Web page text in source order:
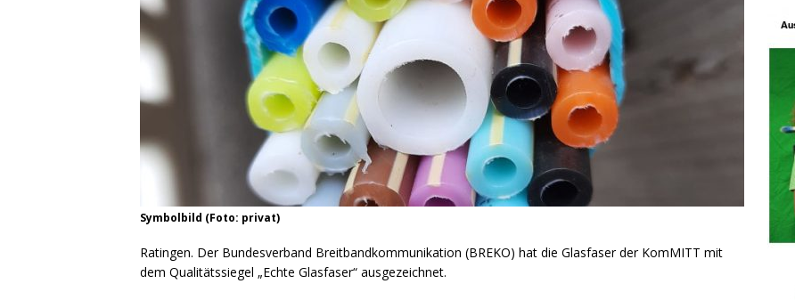
Symbolbild (Foto: privat)
Ratingen. Der Bundesverband Breitbandkommunikation (BREKO) hat die Glasfaser der KomMITT mit
dem Qualitätssiegel „Echte Glasfaser“ ausgezeichnet.